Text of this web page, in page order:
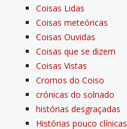
Coisas Lidas
Coisas meteóricas
Coisas Ouvidas
Coisas que se dizem
Coisas Vistas
Cromos do Coiso
crónicas do solnado
histórias desgraçadas
Histórias pouco clí­nicas